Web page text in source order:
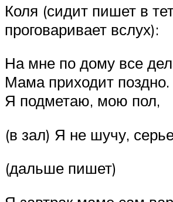
Коля (сидит пишет в
проговаривает вслух):
На мне по дому все
Мама приходит поздно.
Я подметаю, мою пол,
(в зал) Я не шучу,
(дальше пишет)